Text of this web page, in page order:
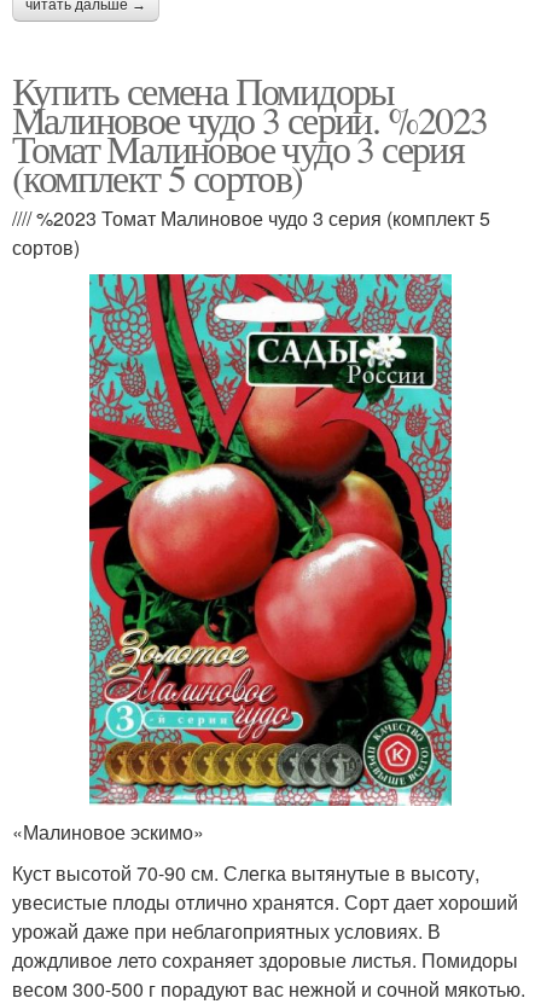
читать дальше →
Купить семена Помидоры
Малиновое чудо 3 серии. %2023
Томат Малиновое чудо 3 серия
(комплект 5 сортов)
//// %2023 Томат Малиновое чудо 3 серия (комплект 5
сортов)
«Малиновое эскимо»
Куст высотой 70-90 см. Слегка вытянутые в высоту,
увесистые плоды отлично хранятся. Сорт дает хороший
урожай даже при неблагоприятных условиях. В
дождливое лето сохраняет здоровые листья. Помидоры
весом 300-500 г порадуют вас нежной и сочной мякотью.